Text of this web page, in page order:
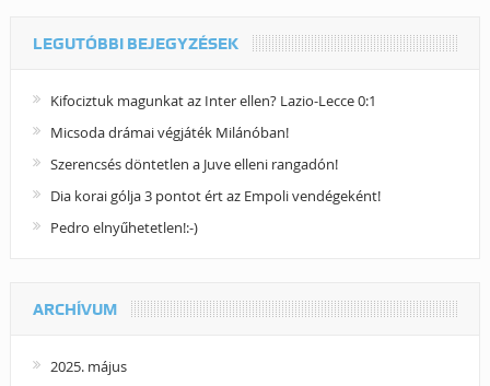
LEGUTÓBBI BEJEGYZÉSEK
Kifociztuk magunkat az Inter ellen? Lazio-Lecce 0:1
Micsoda drámai végjáték Milánóban!
Szerencsés döntetlen a Juve elleni rangadón!
Dia korai gólja 3 pontot ért az Empoli vendégeként!
Pedro elnyűhetetlen!:-)
ARCHÍVUM
2025. május